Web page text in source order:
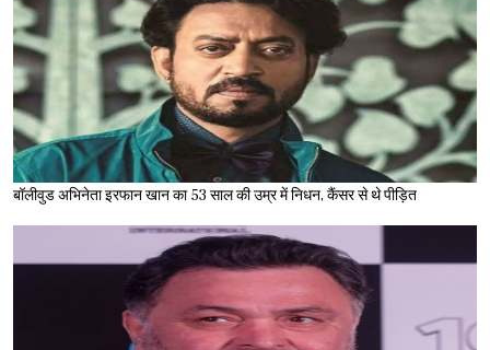
बॉलीवुड अभिनेता इरफान खान का 53 साल की उम्र में निधन, कैंसर से थे पीड़ित